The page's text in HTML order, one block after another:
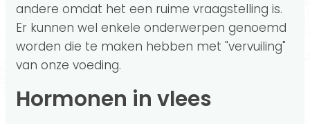
andere omdat het een ruime vraagstelling is.
Er kunnen wel enkele onderwerpen genoemd
worden die te maken hebben met "vervuiling"
van onze voeding.
Hormonen in vlees